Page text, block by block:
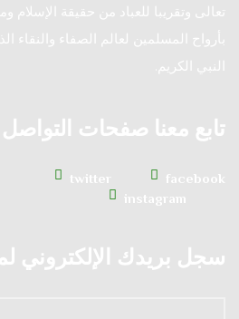
تعالى وتقريبا للعباد من حقيقة الإسلام
بأرواح المسلمين لعالم الصفاء والنقاء
النبي الكريم.
تابع معنا صفحات
facebook
twitter
instagram
سجل بريدك الإلكتروني